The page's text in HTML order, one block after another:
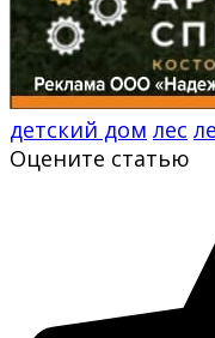
детский дом лес
Оцените статью